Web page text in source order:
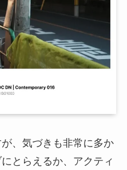
、気づきも非常に多か
とらえるか、アクティ